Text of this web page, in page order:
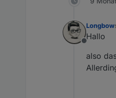
Offline
Longbow
Hallo
also